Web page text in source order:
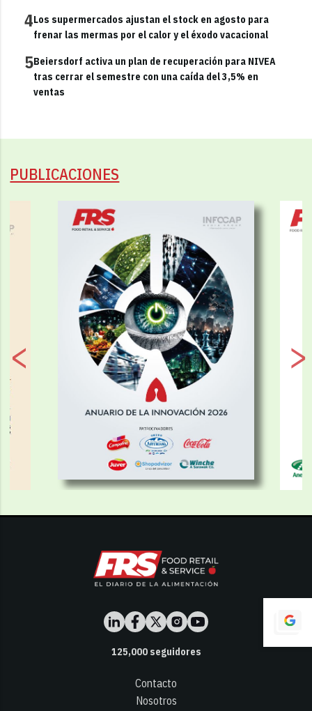
4Los supermercados ajustan el stock en agosto para
frenar las mermas por el calor y el éxodo vacacional
5Beiersdorf activa un plan de recuperación para NIVEA
tras cerrar el semestre con una caída del 3,5% en
ventas
PUBLICACIONES
125,000seguidores
Contacto
Nosotros